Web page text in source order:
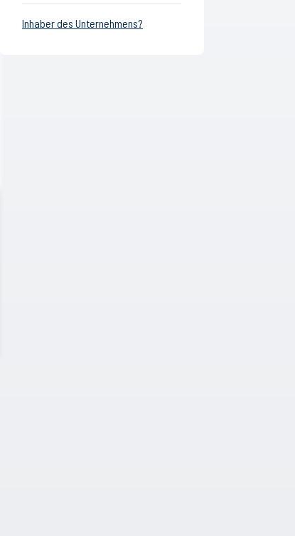
Inhaber des Unternehmens?